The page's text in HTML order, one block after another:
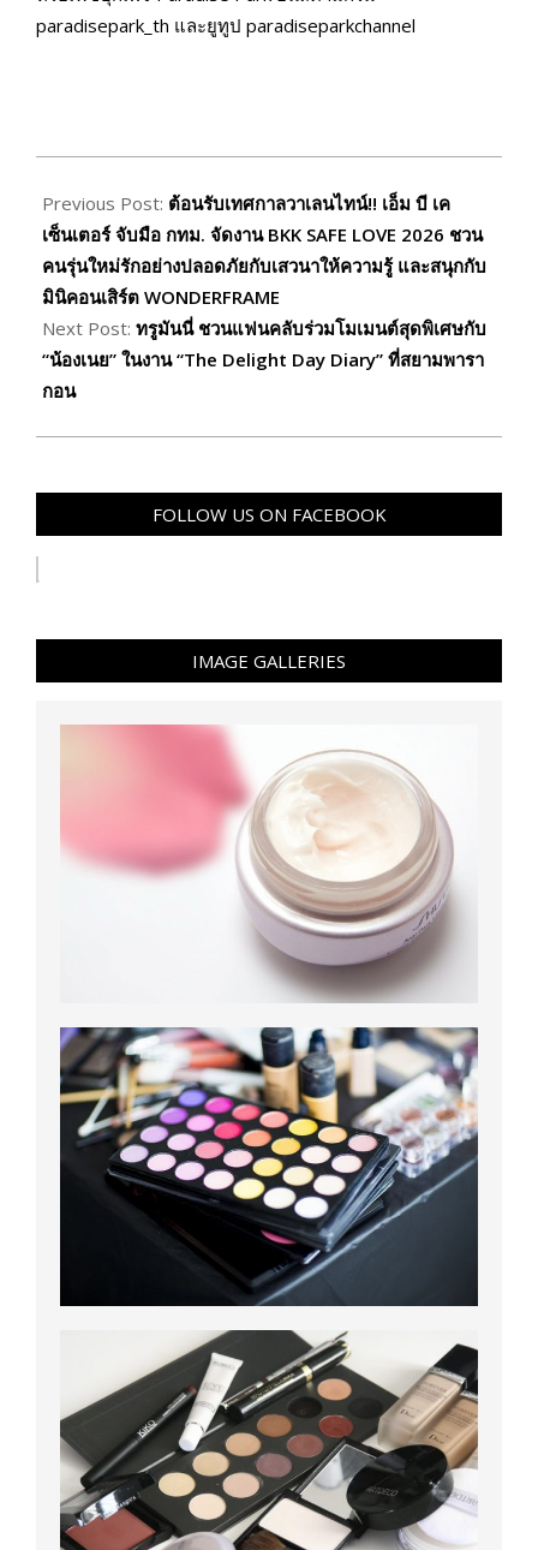
paradisepark_th และยูทูป paradiseparkchannel
02-
06
Previous Post: ต้อนรับเทศกาลวาเลนไทน์!! เอ็ม บี เค
เซ็นเตอร์ จับมือ กทม. จัดงาน BKK SAFE LOVE 2026 ชวน
คนรุ่นใหม่รักอย่างปลอดภัยกับเสวนาให้ความรู้ และสนุกกับ
มินิคอนเสิร์ต WONDERFRAME
Next Post: ทรูมันนี่ ชวนแฟนคลับร่วมโมเมนต์สุดพิเศษกับ
“น้องเนย” ในงาน “The Delight Day Diary” ที่สยามพารา
กอน
FOLLOW US ON FACEBOOK
IMAGE GALLERIES